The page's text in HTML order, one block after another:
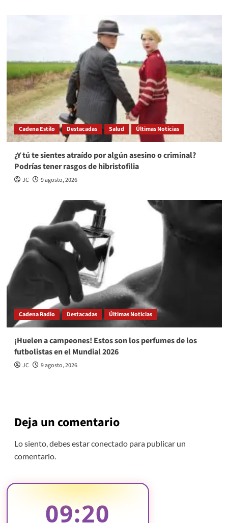
Cadena Estilo Destacadas Salud Últimas Noticias
¿Y tú te sientes atraído por algún asesino o criminal?
Podrías tener rasgos de hibristofilia
JC 9 agosto, 2026
Cadena Radio Destacadas Últimas Noticias
¡Huelen a campeones! Estos son los perfumes de los
futbolistas en el Mundial 2026
JC 9 agosto, 2026
Deja un comentario
Lo siento, debes estarconectadopara publicar un
comentario.
09:20